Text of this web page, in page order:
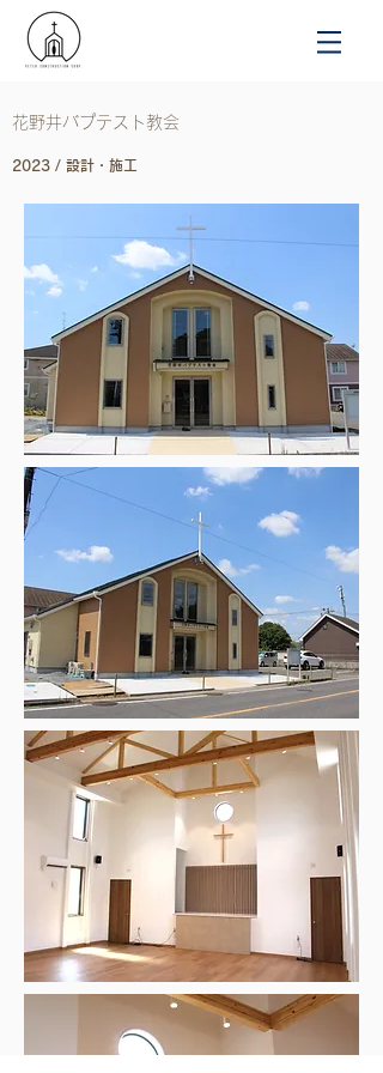
花野井バプテスト教会
2023 / 設計・施工